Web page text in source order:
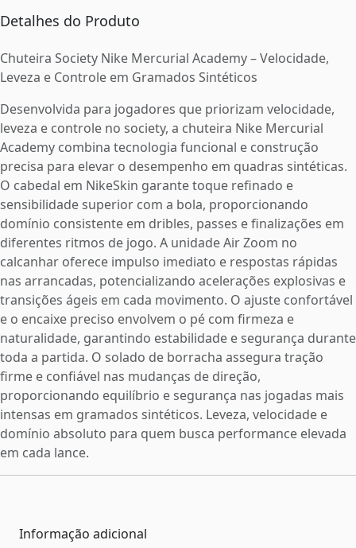
Detalhes do Produto
Chuteira Society Nike Mercurial Academy – Velocidade,
Leveza e Controle em Gramados Sintéticos
Desenvolvida para jogadores que priorizam velocidade,
leveza e controle no society, a chuteira Nike Mercurial
Academy combina tecnologia funcional e construção
precisa para elevar o desempenho em quadras sintéticas.
O cabedal em NikeSkin garante toque refinado e
sensibilidade superior com a bola, proporcionando
domínio consistente em dribles, passes e finalizações em
diferentes ritmos de jogo. A unidade Air Zoom no
calcanhar oferece impulso imediato e respostas rápidas
nas arrancadas, potencializando acelerações explosivas e
transições ágeis em cada movimento. O ajuste confortável
e o encaixe preciso envolvem o pé com firmeza e
naturalidade, garantindo estabilidade e segurança durante
toda a partida. O solado de borracha assegura tração
firme e confiável nas mudanças de direção,
proporcionando equilíbrio e segurança nas jogadas mais
intensas em gramados sintéticos. Leveza, velocidade e
domínio absoluto para quem busca performance elevada
em cada lance.
Informação adicional